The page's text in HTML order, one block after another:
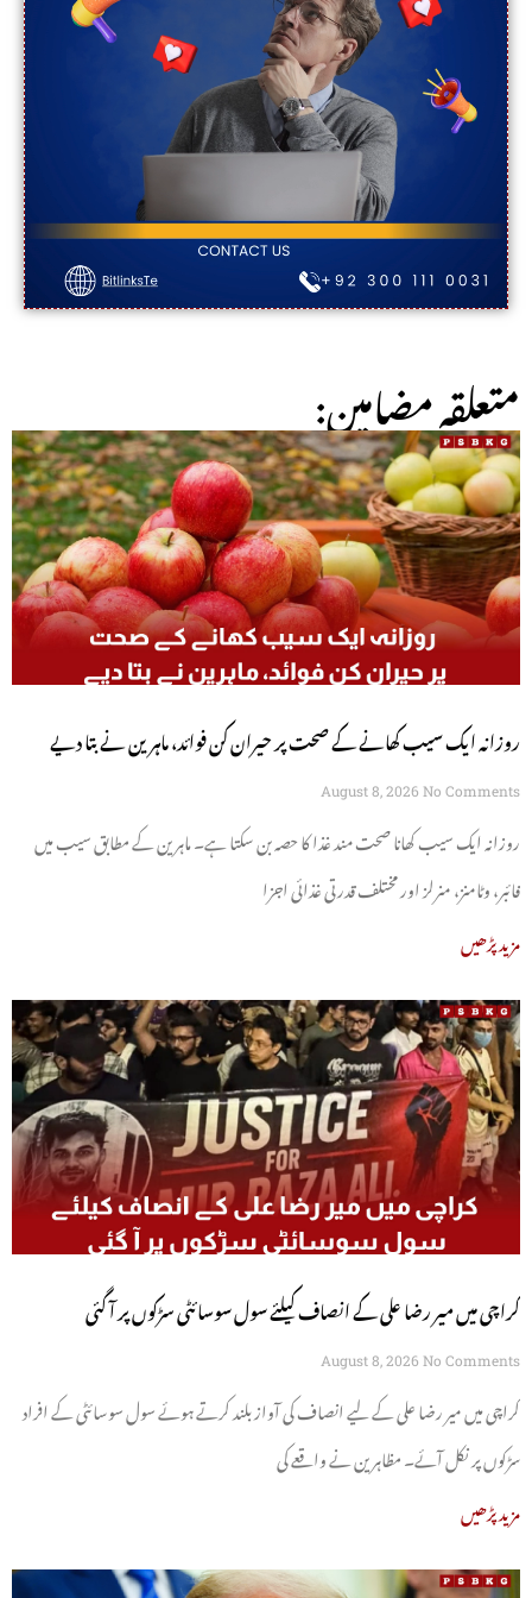
:متعلقہ مضامین
روزانہ ایک سیب کھانے کے صحت پر حیران کن فوائد، ماہرین نے بتا دیے
August 8, 2026 No Comments
روزانہ ایک سیب کھانا صحت مند غذا کا حصہ بن سکتا ہے۔ ماہرین کے مطابق سیب میں
فائبر، وٹامنز، منرلز اور مختلف قدرتی غذائی اجزا
مزید پڑھیں
کراچی میں میر رضا علی کے انصاف کیلئے سول سوسائٹی سڑکوں پر آ گئی
August 8, 2026 No Comments
کراچی میں میر رضا علی کے لیے انصاف کی آواز بلند کرتے ہوئے سول سوسائٹی کے افراد
سڑکوں پر نکل آئے۔ مظاہرین نے واقعے کی
مزید پڑھیں